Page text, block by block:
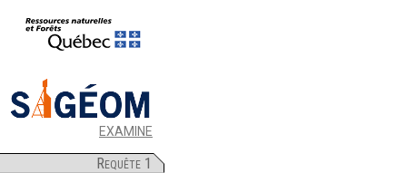
EXAMINE
Requête 1